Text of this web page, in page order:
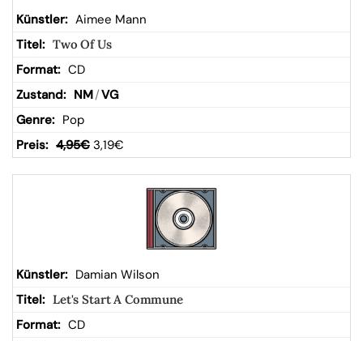
Aimee Mann
Two Of Us
CD
NM/VG
Pop
4,95€ 3,19€
Damian Wilson
Let's Start A Commune
CD